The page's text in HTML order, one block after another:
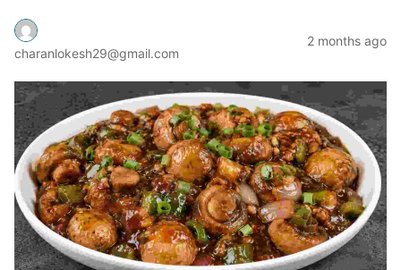
charanlokesh29@gmail.com
2 months ago